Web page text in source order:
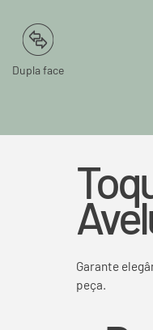
Dupla face
Garante
peça.